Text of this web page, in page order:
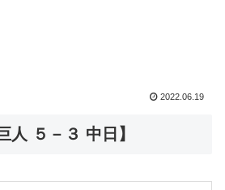
2022.06.19
人 ５－３ 中日】